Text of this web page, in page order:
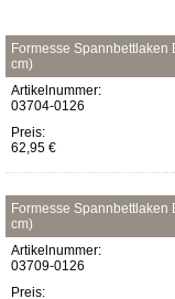
Formesse Spannbettlaken
cm)
Artikelnummer:
03704-0126
Preis:
62,95 €
Formesse Spannbettlaken
cm)
Artikelnummer:
03709-0126
Preis: